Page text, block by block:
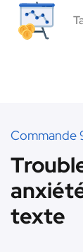
Commande
texte